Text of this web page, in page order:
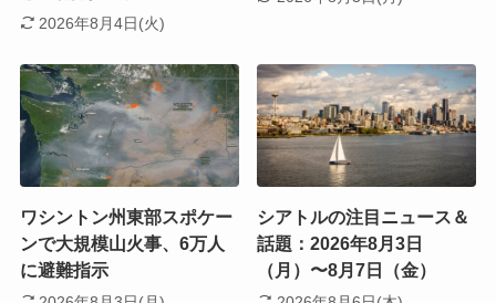
2026年8月4日(火)
ワシントン州東部スポケー
ンで大規模山火事、6万人
に避難指示
シアトルの注目ニュース＆
話題：2026年8月3日
（月）〜8月7日（金）